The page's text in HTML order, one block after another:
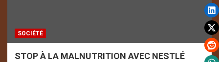
SOCIÉTÉ
STOP À LA MALNUTRITION AVEC NESTLÉ